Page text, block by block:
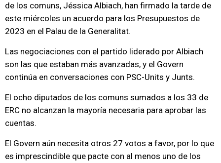
de los comuns, Jéssica Albiach, han firmado la tarde de
este miércoles un acuerdo para los Presupuestos de
2023 en el Palau de la Generalitat.
Las negociaciones con el partido liderado por Albiach
son las que estaban más avanzadas, y el Govern
continúa en conversaciones con PSC-Units y Junts.
El ocho diputados de los comuns sumados a los 33 de
ERC no alcanzan la mayoría necesaria para aprobar las
cuentas.
El Govern aún necesita otros 27 votos a favor, por lo que
es imprescindible que pacte con al menos uno de los